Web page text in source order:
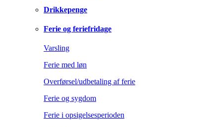
Drikkepenge
Ferie og feriefridage
Varsling
Ferie med løn
Overførsel/udbetaling af ferie
Ferie og sygdom
Ferie i opsigelsesperioden